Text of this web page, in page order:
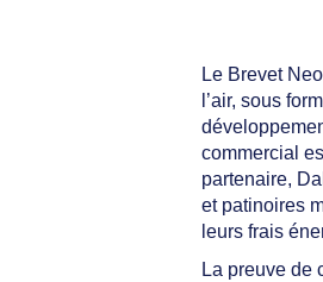
Le Brevet
l’air, sous
commercial
partenaire,
et patinoires
leurs frais
La preuve de